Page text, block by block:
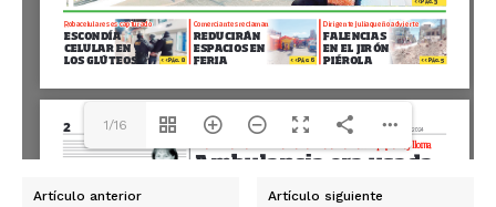
1/16
Artículo anterior Artículo siguiente